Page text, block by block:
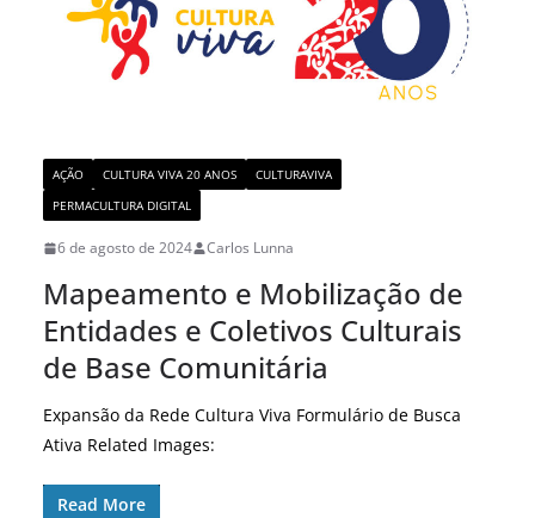
AÇÃO CULTURA VIVA 20 ANOS
CULTURAVIVA
PERMACULTURA DIGITAL
6 de agosto de 2024 Carlos Lunna
Mapeamento e Mobilização de
Entidades e Coletivos Culturais
de Base Comunitária
Expansão da Rede Cultura Viva Formulário de Busca
Ativa Related Images:
Read More